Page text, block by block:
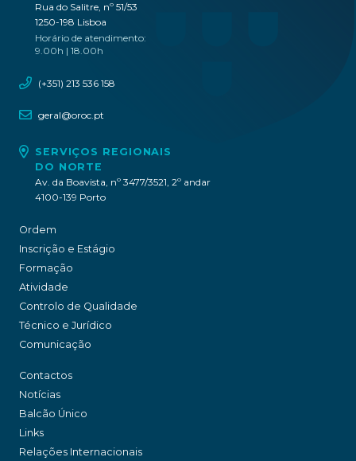
Rua do Salitre, nº 51/53
1250-198 Lisboa
Horário de atendimento:
9.00h | 18.00h
(+351) 213 536 158
geral@oroc.pt
SERVIÇOS REGIONAIS
DO NORTE
Av. da Boavista, nº 3477/3521, 2º andar
4100-139 Porto
Ordem
Inscrição e Estágio
Formação
Atividade
Controlo de Qualidade
Técnico e Jurídico
Comunicação
Contactos
Notícias
Balcão Único
Links
Relações Internacionais